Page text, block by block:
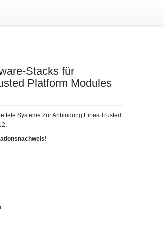
Stacks für
Platform Modules
Systeme Zur Anbindung Eines Trusted